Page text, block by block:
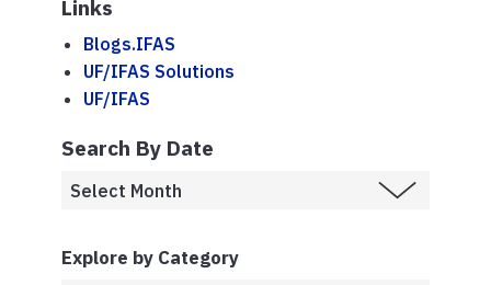
Links
Blogs.IFAS
UF/IFAS Solutions
UF/IFAS
Search By Date
Explore by Category